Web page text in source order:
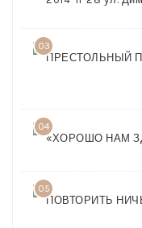
03
04
05